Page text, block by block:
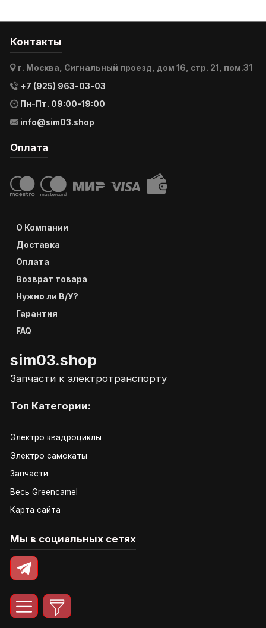
Контакты
г. Москва, Сигнальный проезд, дом 16, стр. 21, пом.31
+7 (925) 963-03-03
Пн-Пт. 09:00-19:00
info@sim03.shop
Оплата
О Компании
Доставка
Оплата
Возврат товара
Нужно ли В/У?
Гарантия
FAQ
sim03.shop
Запчасти к электротранспорту
Топ Категории:
Электро квадроциклы
Электро самокаты
Запчасти
Весь Greencamel
Карта сайта
Мы в социальных сетях